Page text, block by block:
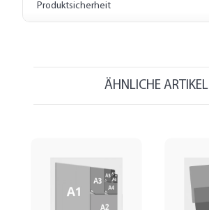
Produktsicherheit
ÄHNLICHE ARTIKEL